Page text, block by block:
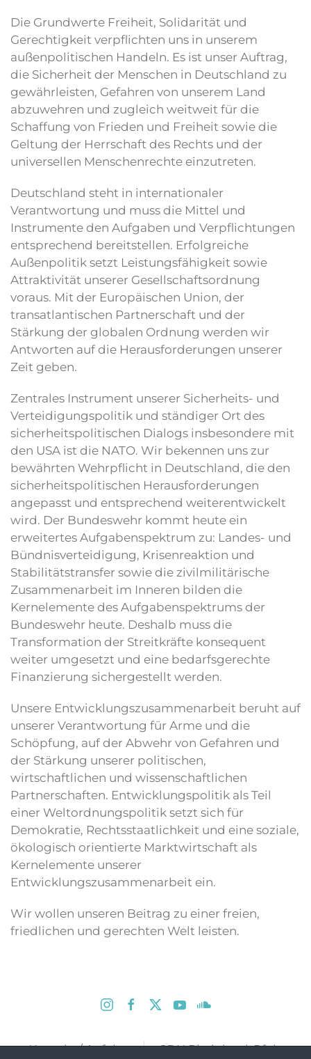
Die Grundwerte Freiheit, Solidarität und
Gerechtigkeit verpflichten uns in unserem
außenpolitischen Handeln. Es ist unser Auftrag,
die Sicherheit der Menschen in Deutschland zu
gewährleisten, Gefahren von unserem Land
abzuwehren und zugleich weitweit für die
Schaffung von Frieden und Freiheit sowie die
Geltung der Herrschaft des Rechts und der
universellen Menschenrechte einzutreten.
Deutschland steht in internationaler
Verantwortung und muss die Mittel und
Instrumente den Aufgaben und Verpflichtungen
entsprechend bereitstellen. Erfolgreiche
Außenpolitik setzt Leistungsfähigkeit sowie
Attraktivität unserer Gesellschaftsordnung
voraus. Mit der Europäischen Union, der
transatlantischen Partnerschaft und der
Stärkung der globalen Ordnung werden wir
Antworten auf die Herausforderungen unserer
Zeit geben.
Zentrales Instrument unserer Sicherheits- und
Verteidigungspolitik und ständiger Ort des
sicherheitspolitischen Dialogs insbesondere mit
den USA ist die NATO. Wir bekennen uns zur
bewährten Wehrpflicht in Deutschland, die den
sicherheitspolitischen Herausforderungen
angepasst und entsprechend weiterentwickelt
wird. Der Bundeswehr kommt heute ein
erweitertes Aufgabenspektrum zu: Landes- und
Bündnisverteidigung, Krisenreaktion und
Stabilitätstransfer sowie die zivilmilitärische
Zusammenarbeit im Inneren bilden die
Kernelemente des Aufgabenspektrums der
Bundeswehr heute. Deshalb muss die
Transformation der Streitkräfte konsequent
weiter umgesetzt und eine bedarfsgerechte
Finanzierung sichergestellt werden.
Unsere Entwicklungszusammenarbeit beruht auf
unserer Verantwortung für Arme und die
Schöpfung, auf der Abwehr von Gefahren und
der Stärkung unserer politischen,
wirtschaftlichen und wissenschaftlichen
Partnerschaften. Entwicklungspolitik als Teil
einer Weltordnungspolitik setzt sich für
Demokratie, Rechtsstaatlichkeit und eine soziale,
ökologisch orientierte Marktwirtschaft als
Kernelemente unserer
Entwicklungszusammenarbeit ein.
Wir wollen unseren Beitrag zu einer freien,
friedlichen und gerechten Welt leisten.
Kontakt / Anfahrt CDU Rheinland-Pfalz